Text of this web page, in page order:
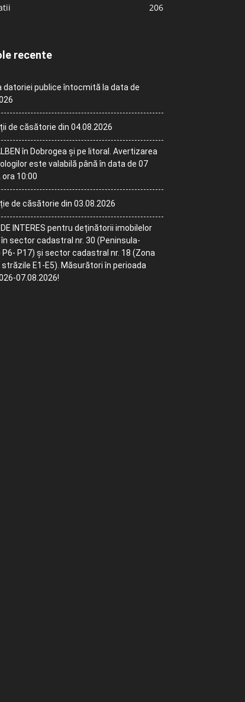
206
recente
datoriei publice întocmită la data de
de căsătorie din 04.08.2026
în Dobrogea și pe litoral. Avertizarea
este valabilă până în data de 07
10:00
de căsătorie din 03.08.2026
DE INTERES pentru deținătorii imobilelor
sector cadastral nr. 30 (Peninsula-
P17) și sector cadastral nr. 18 (Zona
străzile E1-E5). Măsurători în perioada
07.08.2026!